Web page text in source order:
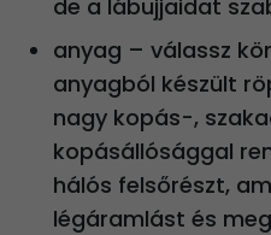
de a lábujjaidat
anyag – válassz
anyagból készült
nagy kopás-,
kopásállósággal
hálós felsőrészt,
légáramlást és